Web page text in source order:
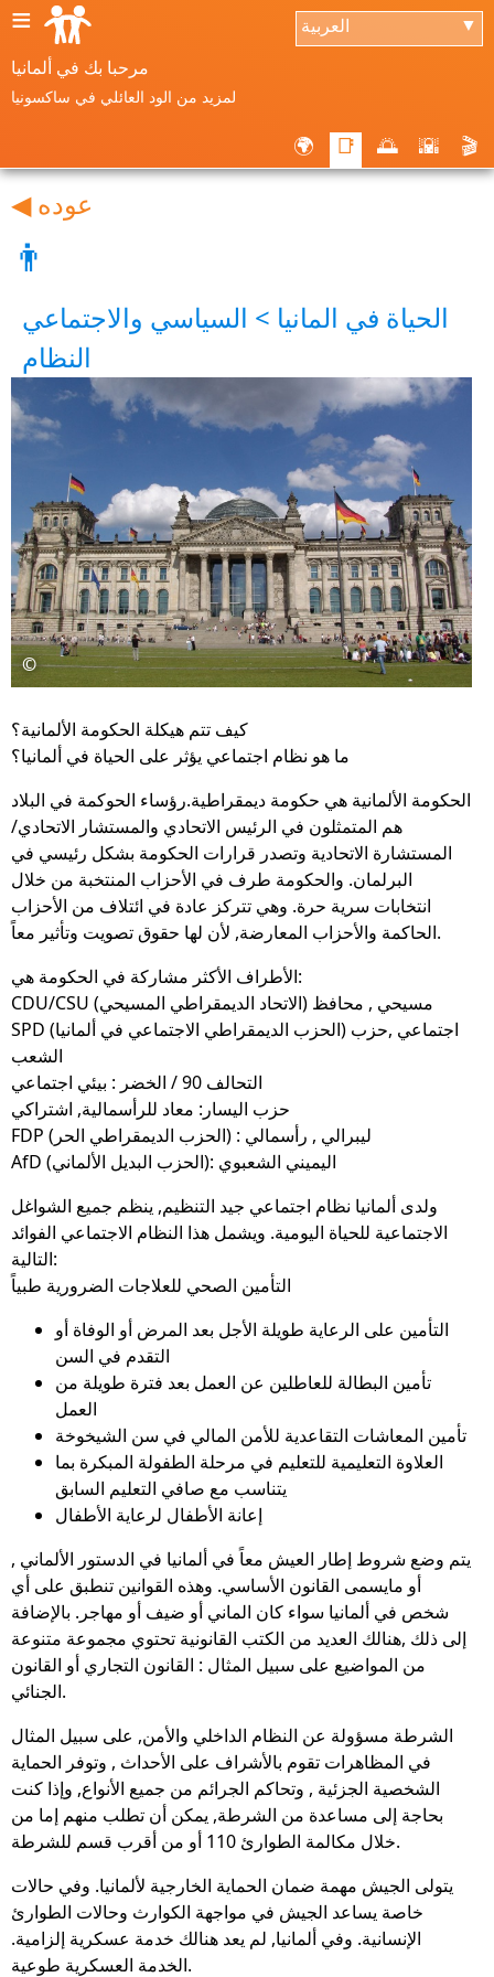
≡ العربية ▼
مرحبا بك في ألمانيا
لمزيد من الود العائلي في ساكسونيا
🌍 📑 🌅 🌇 🎬
◀ عوده
👨
الحياة في المانيا > السياسي والاجتماعي
النظام
©
كيف تتم هيكلة الحكومة الألمانية؟
ما هو نظام اجتماعي يؤثر على الحياة في ألمانيا؟
الحكومة الألمانية هي حكومة ديمقراطية.رؤساء الحوكمة في البلاد
هم المتمثلون في الرئيس الاتحادي والمستشار الاتحادي/
المستشارة الاتحادية وتصدر قرارات الحكومة بشكل رئيسي في
البرلمان. والحكومة طرف في الأحزاب المنتخبة من خلال
انتخابات سرية حرة. وهي تتركز عادة في ائتلاف من الأحزاب
الحاكمة والأحزاب المعارضة, لأن لها حقوق تصويت وتأثير معاً.
الأطراف الأكثر مشاركة في الحكومة هي:
CDU/CSU (الاتحاد الديمقراطي المسيحي) مسيحي , محافظ
SPD (الحزب الديمقراطي الاجتماعي في ألمانيا) اجتماعي ,حزب
الشعب
التحالف 90 / الخضر : بيئي اجتماعي
حزب اليسار: معاد للرأسمالية, اشتراكي
FDP (الحزب الديمقراطي الحر) : ليبرالي , رأسمالي
AfD (الحزب البديل الألماني): اليميني الشعبوي
ولدى ألمانيا نظام اجتماعي جيد التنظيم, ينظم جميع الشواغل
الاجتماعية للحياة اليومية. ويشمل هذا النظام الاجتماعي الفوائد
التالية:
التأمين الصحي للعلاجات الضرورية طبياً
التأمين على الرعاية طويلة الأجل بعد المرض أو الوفاة أو
التقدم في السن
تأمين البطالة للعاطلين عن العمل بعد فترة طويلة من
العمل
تأمين المعاشات التقاعدية للأمن المالي في سن الشيخوخة
العلاوة التعليمية للتعليم في مرحلة الطفولة المبكرة بما
يتناسب مع صافي التعليم السابق
إعانة الأطفال لرعاية الأطفال
يتم وضع شروط إطار العيش معاً في ألمانيا في الدستور الألماني ,
أو مايسمى القانون الأساسي. وهذه القوانين تنطبق على أي
شخص في ألمانيا سواء كان الماني أو ضيف أو مهاجر. بالإضافة
إلى ذلك ,هنالك العديد من الكتب القانونية تحتوي مجموعة متنوعة
من المواضيع على سبيل المثال : القانون التجاري أو القانون
الجنائي.
الشرطة مسؤولة عن النظام الداخلي والأمن, على سبيل المثال
في المظاهرات تقوم بالأشراف على الأحداث , وتوفر الحماية
الشخصية الجزئية , وتحاكم الجرائم من جميع الأنواع, وإذا كنت
بحاجة إلى مساعدة من الشرطة, يمكن أن تطلب منهم إما من
خلال مكالمة الطوارئ 110 أو من أقرب قسم للشرطة.
يتولى الجيش مهمة ضمان الحماية الخارجية لألمانيا. وفي حالات
خاصة يساعد الجيش في مواجهة الكوارث وحالات الطوارئ
الإنسانية. وفي ألمانيا, لم يعد هنالك خدمة عسكرية إلزامية.
الخدمة العسكرية طوعية.